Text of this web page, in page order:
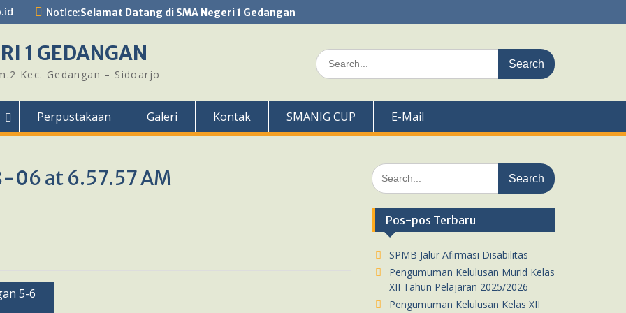
Notice:Selamat Datang di SMA Negeri 1 Gedangan
1 GEDANGAN
Kec. Gedangan – Sidoarjo
Search
for:
Perpustakaan Galeri Kontak SMANIG CUP E-Mail
06 at 6.57.57 AM
5-6
Search
for:
Pos-pos Terbaru
SPMB Jalur Afirmasi Disabilitas
Pengumuman Kelulusan Murid Kelas
XII Tahun Pelajaran 2025/2026
Pengumuman Kelulusan Kelas XII